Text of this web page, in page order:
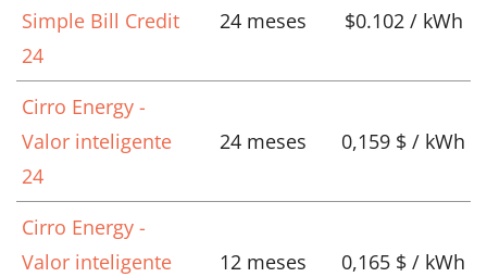
Simple Bill Credit
24
24 meses $0.102 / kWh
Cirro Energy -
Valor inteligente
24
24 meses 0,159 $ / kWh
Cirro Energy -
Valor inteligente
12 meses 0,165 $ / kWh